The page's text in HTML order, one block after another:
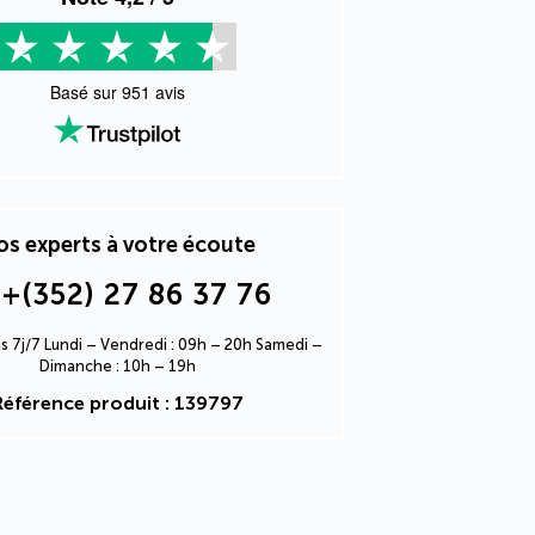
Basé sur 951 avis
experts à votre écoute
+(352) 27 86 37 76
7j/7 Lundi – Vendredi : 09h – 20h Samedi –
Dimanche : 10h – 19h
produit : 139797